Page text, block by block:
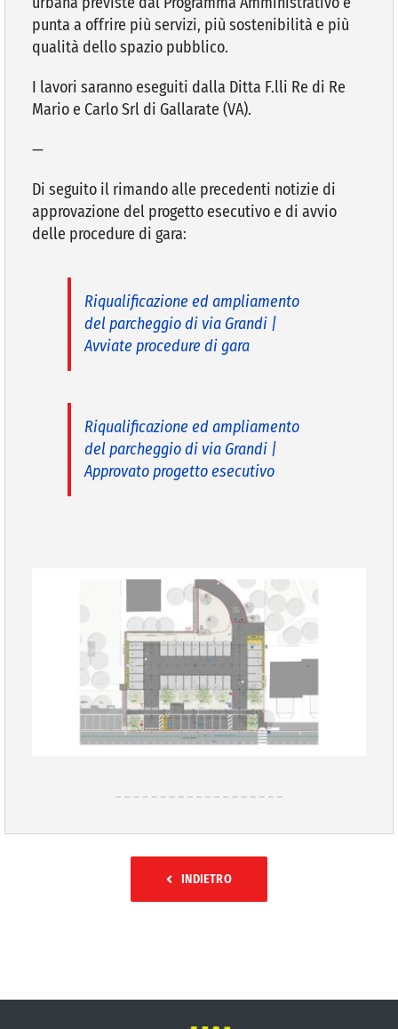
punta a offrire più servizi, più sostenibilità e più
qualità dello spazio pubblico.
I lavori saranno eseguiti dalla Ditta F.lli Re di Re
Mario e Carlo Srl di Gallarate (VA).
—
Di seguito il rimando alle precedenti notizie di
approvazione del progetto esecutivo e di avvio
delle procedure di gara:
Riqualificazione ed ampliamento
del parcheggio di via Grandi |
Avviate procedure di gara
Riqualificazione ed ampliamento
del parcheggio di via Grandi |
Approvato progetto esecutivo
INDIETRO